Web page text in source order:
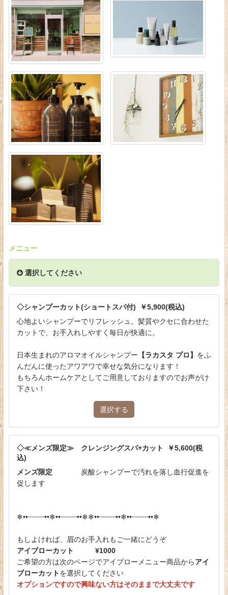
メニュー
選択してください
◇シャンプーカット(ショートスパ付) ￥5,900(税込)
心地よいシャンプーでリフレッシュ。髪質やクセに合わせた
カットで、お手入れしやすく毎日が快適に。
日本生まれのアロマオイルシャンプー 【ラカスタ プロ】 をふ
んだんに使ったアワアワで幸せな気分になります！
もちろんホームケアとしてご用意しておりますのでお声がけ
下さい！
選択する
◇≪メンズ限定≫ クレンジングスパ+カット ￥5,600(税
込)
メンズ限定 炭酸シャンプーで汚れを落し血行促進を
促します
❄︎••┈┈┈┈••❄︎••┈┈┈┈••❄︎❄︎••┈┈┈┈••❄︎••┈┈┈┈••❄︎
もしよければ、眉のお手入れもご一緒にどうぞ
アイブローカット ¥1000
ご希望の方は次のページでアイブローメニュー商品からアイ
ブローカットを選択してください
オプションですので興味ない方はそのままで大丈夫です